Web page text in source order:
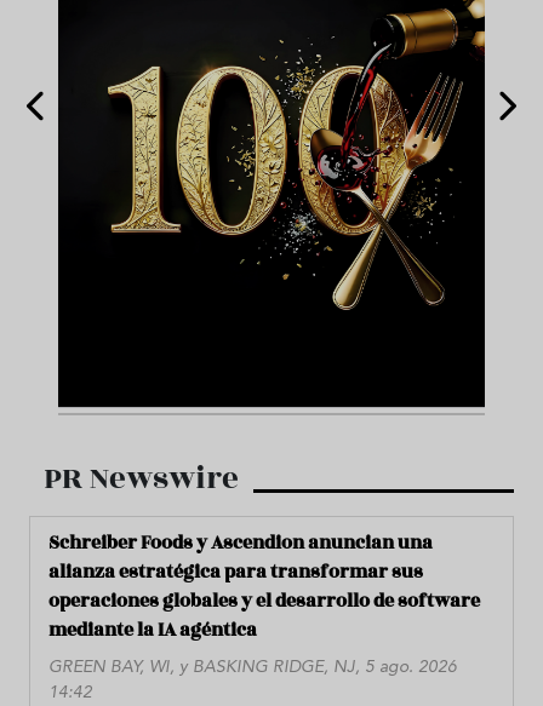
PR Newswire
Schreiber Foods y Ascendion anuncian una
alianza estratégica para transformar sus
operaciones globales y el desarrollo de software
mediante la IA agéntica
GREEN BAY, WI, y BASKING RIDGE, NJ, 5 ago. 2026
14:42